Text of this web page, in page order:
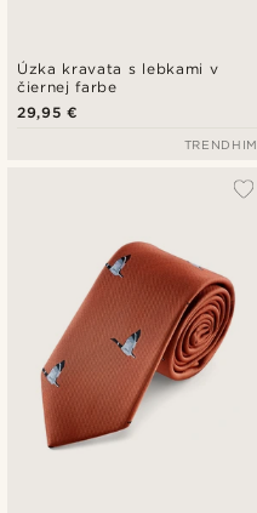
Úzka kravata s lebkami v
čiernej farbe
29,95 €
TRENDHIM